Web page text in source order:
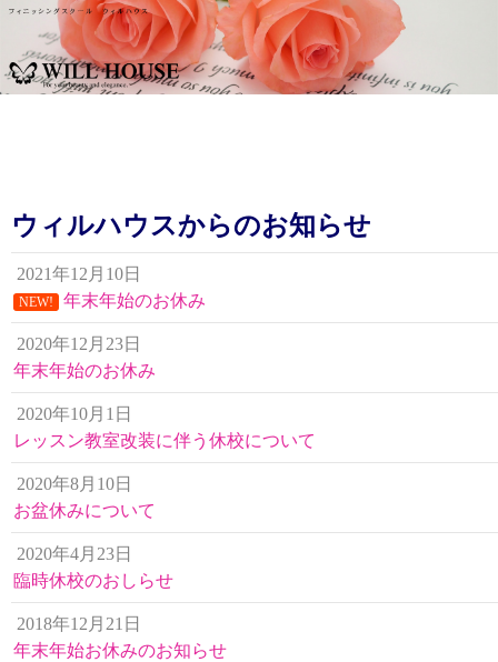
ン
ツ
へ
移
動
ウィルハウスからのお知らせ
2021年12月10日
NEW! 年末年始のお休み
2020年12月23日
年末年始のお休み
2020年10月1日
レッスン教室改装に伴う休校について
2020年8月10日
お盆休みについて
2020年4月23日
臨時休校のおしらせ
2018年12月21日
年末年始お休みのお知らせ